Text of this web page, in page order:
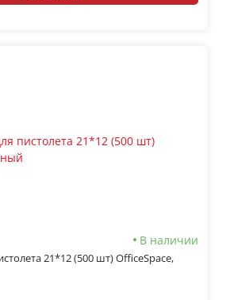
В наличии
21*12 (500 шт) OfficeSpace,